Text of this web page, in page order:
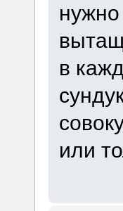
в
или